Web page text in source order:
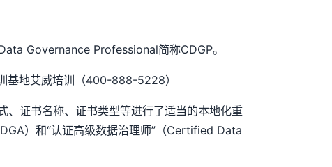
Governance Professional简称CDGP。
基地艾威培训（400-888-5228）
、证书名称、证书类型等进行了适当的本地化重
）和“认证高级数据治理师”（Certified Data